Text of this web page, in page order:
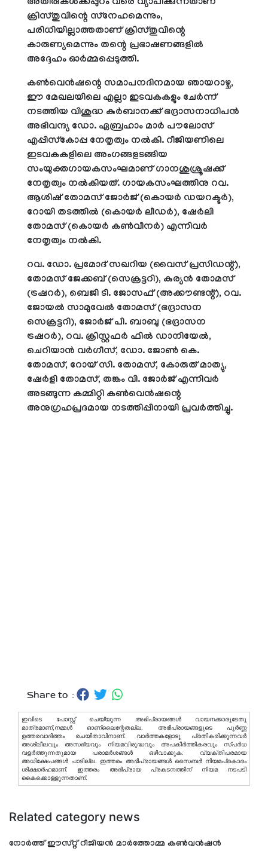
അതിരുകള്‍ക്കപ്പുറം വരെ വ്യാപിക്കുന്നതാണ്
ക്രിസ്തുവിന്റെ സ്‌നേഹമെന്നും,
പരിധിയില്ലാത്തതാണ് ക്രിസ്തുവിന്റെ
കാരുണ്യമെന്നും തന്റെ പ്രഭാഷണങ്ങളില്‍
അദ്ദേഹം ഓര്‍മ്മപ്പെടുത്തി.
കണ്‍വെന്‍ഷന്റെ സമാപനദിനമായ ഞായറാഴ്ച,
ഈ മേഖലയിലെ എല്ലാ ഇടവകകളും ചേര്‍ന്ന്
നടത്തിയ വിശുദ്ധ കുര്‍ബാനക്ക് ഭദ്രാസനാധിപന്‍
അഭിവന്ദ്യ ഡോ. ഏബ്രഹാം മാര്‍ പൗലോസ്
എപ്പിസ്‌കോപ്പ നേതൃത്വം നല്‍കി. റീജിയണിലെ
ഇടവകകളിലെ അംഗങ്ങളടങ്ങിയ
സംയുക്തഗായകസംഘമാണ് ഗാനശുശ്രൂഷക്ക്
നേതൃത്വം നല്‍കിയത്. ഗായകസംഘത്തിനു റവ.
ആശിഷ് തോമസ് ജോര്‍ജ് (കൊയര്‍ ഡയറക്ടര്‍),
റോയി തടത്തില്‍ (കൊയര്‍ ലീഡര്‍), ഷേര്‍ലി
തോമസ് (കൊയര്‍ കണ്‍വീനര്‍) എന്നിവര്‍
നേതൃത്വം നല്‍കി.
റവ. ഡോ. പ്രമോദ് സഖറിയ (വൈസ് പ്രസിഡന്റ്),
തോമസ് ജേക്കബ് (സെക്രട്ടറി), കുര്യന്‍ തോമസ്
(ട്രഷറര്‍), ബെജി ടി. ജോസഫ് (അക്കൗണ്ടന്റ്), റവ.
ജോയല്‍ സാമുവേല്‍ തോമസ് (ഭദ്രാസന
സെക്രട്ടറി), ജോര്‍ജ് പി. ബാബു (ഭദ്രാസന
ട്രഷറര്‍), റവ. ക്രിസ്റ്റഫര്‍ ഫില്‍ ഡാനിയേല്‍,
ചെറിയാന്‍ വര്‍ഗീസ്, ഡോ. ജോണ്‍ കെ.
തോമസ്, റോയ് സി. തോമസ്, കോരുത് മാത്യു,
ഷേര്‍ളി തോമസ്, തങ്കം വി. ജോര്‍ജ് എന്നിവര്‍
അടങ്ങുന്ന കമ്മിറ്റി കണ്‍വെന്‍ഷന്റെ
അനുഗ്രഹപ്രദമായ നടത്തിപ്പിനായി പ്രവര്‍ത്തിച്ചു.
Share to :
ഇവിടെ പോസ്റ്റ് ചെയ്യുന്ന അഭിപ്രായങ്ങള്‍ വായനക്കാരുടേതു
മാത്രമാണ്,നമ്മൾ ഓണ്ലൈന്റേതല്ല. അഭിപ്രായങ്ങളുടെ പൂർണ്ണ
ഉത്തരവാദിത്തം രചയിതാവിനാണ്. വാര്‍ത്തകളോടു പ്രതികരിക്കുന്നവര്‍
അശ്ലീലവും അസഭ്യവും നിയമവിരുദ്ധവും അപകീര്‍ത്തികരവും സ്പര്‍ധ
വളര്‍ത്തുന്നതുമായ പരാമര്‍ശങ്ങള്‍ ഒഴിവാക്കുക. വ്യക്തിപരമായ
അധിക്ഷേപങ്ങള്‍ പാടില്ല. ഇത്തരം അഭിപ്രായങ്ങള്‍ സൈബര്‍ നിയമപ്രകാരം
ശിക്ഷാര്‍ഹമാണ്. ഇത്തരം അഭിപ്രായ പ്രകടനത്തിന് നിയമ നടപടി
കൈക്കൊള്ളുന്നതാണ്.
Related category news
നോര്‍ത്ത് ഈസ്റ്റ് റീജിയന്‍ മാര്‍ത്തോമ്മ കണ്‍വന്‍ഷന്‍